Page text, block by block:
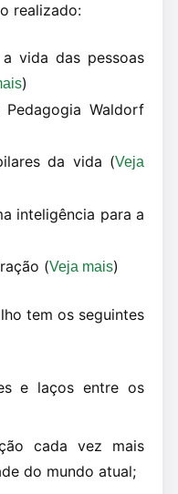
realizado:
vida das pessoas
)
Waldorf
da vida (Veja
inteligência para a
(Veja mais)
tem os seguintes
e laços entre os
cada vez mais
do mundo atual;